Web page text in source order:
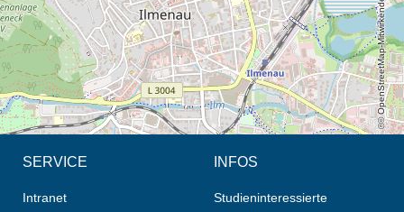
© OpenStreetMap-Mitwirkende, CC BY-SA
SERVICE
Intranet
INFOS
Studieninteressierte